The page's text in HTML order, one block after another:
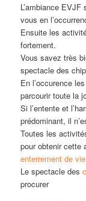
L’ambiance
vous en
Ensuite les
fortement.
Vous savez très
spectacle des
En l’occurence
parcourir toute la
Si l’entente et
prédominant, il
Toutes les
pour obtenir cette
enterrement de
Le spectacle des
procurer